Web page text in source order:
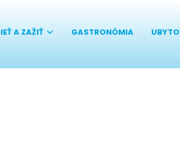
A ZAŽIŤ GASTRONÓMIA